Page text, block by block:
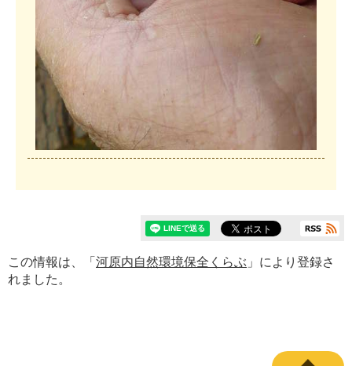
この情報は、「 河原内自然環境保全くらぶ 」により登録さ
れました。